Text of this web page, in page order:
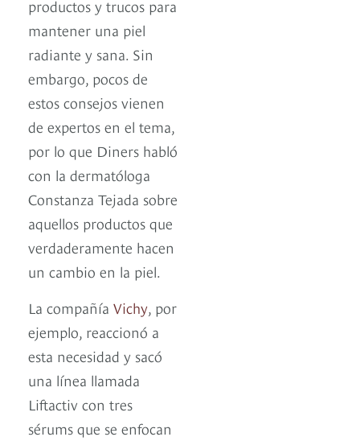
productos y trucos para
mantener una piel
radiante y sana. Sin
embargo, pocos de
estos consejos vienen
de expertos en el tema,
por lo que Diners habló
con la dermatóloga
Constanza Tejada sobre
aquellos productos que
verdaderamente hacen
un cambio en la piel.
La compañía Vichy, por
ejemplo, reaccionó a
esta necesidad y sacó
una línea llamada
Liftactiv con tres
sérums que se enfocan